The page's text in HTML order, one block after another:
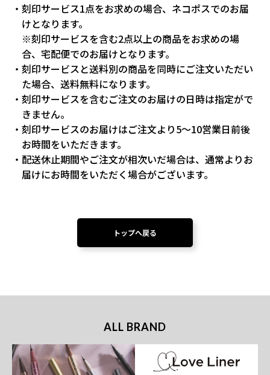
刻印サービス1点をお求めの場合、ネコポスでのお届
けとなります。
※刻印サービスを含む2点以上の商品をお求めの場
合、宅配便でのお届けとなります。
刻印サービスと送料別の商品を同時にご注文いただい
た場合、送料無料になります。
刻印サービスを含むご注文のお届けの日時は指定がで
きません。
刻印サービスのお届けはご注文より5～10営業日前後
お時間をいただきます。
配送休止期間やご注文が相次いだ場合は、通常よりお
届けにお時間をいただく場合がございます。
トップへ戻る
ALL BRAND